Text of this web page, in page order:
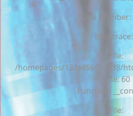
Line
Backtrace:
File:
/homepages/13/d456025738/
Line: 60
Function:
File: